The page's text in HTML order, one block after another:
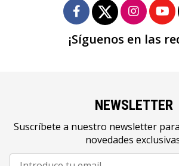
¡Síguenos en las
NEWSLETTER
Suscríbete a nuestro newsletter
novedades